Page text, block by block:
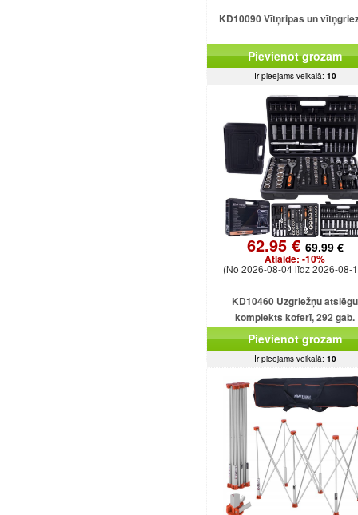
KD10090 Vītņripas un
Pievienot grozam
Ir pieejams veikalā: 10
62.95 €69.99 €
Atlaide: -10%
(No 2026-08-04 līdz 2026-08-
KD10460 Uzgriežņu atslēgu
komplekts koferī, 292 gab.
Pievienot grozam
Ir pieejams veikalā: 10